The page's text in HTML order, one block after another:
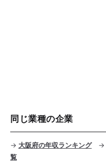
同じ業種の企業
→ 大阪府の年収ランキング→
覧